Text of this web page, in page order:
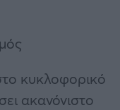
κυκλοφορικό
ακανόνιστο